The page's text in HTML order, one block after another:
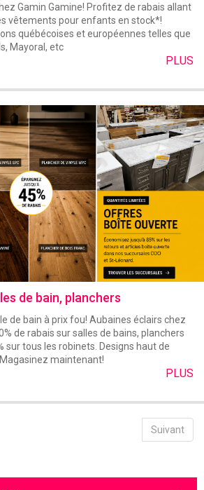
Gamin Gamine! Profitez de rabais allant
vêtements pour enfants en stock*!
québécoises et européennes telles que
Mayoral, etc
PLUS
de bain, planchers
de bain à prix fou! Aubaines éclairs chez
de rabais sur salles de bains, planchers
sur tous les robinets. Designs haut de
maintenant!
PLUS
Suivant